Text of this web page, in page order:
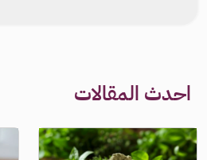
احدث المقالات